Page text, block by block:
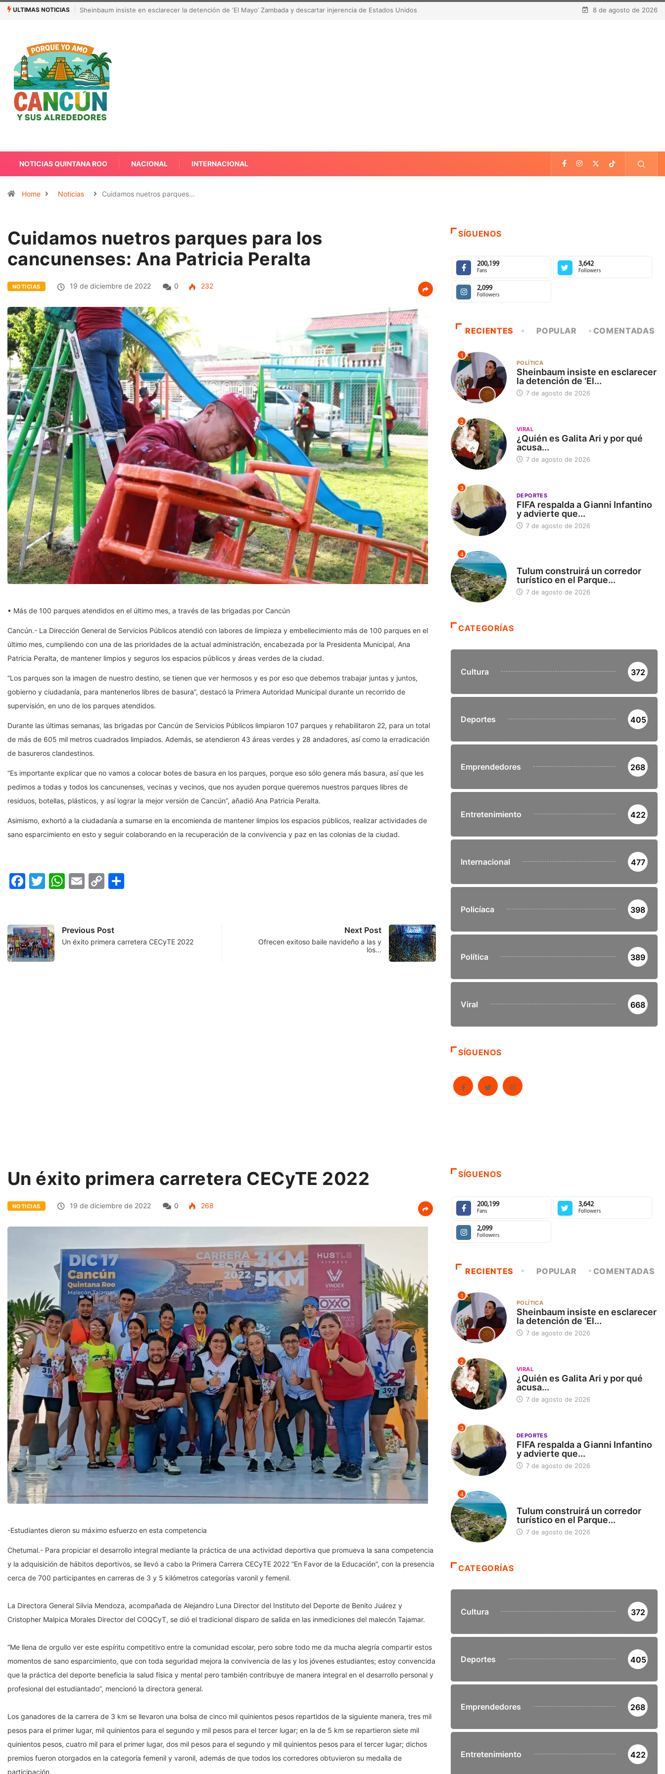
ULTIMAS NOTICIAS ¿Quién es Galita Ari y por qué acusa a RoRo de robar contenido? La polémica que sacude las redes sociales 8 de agosto de 2026
NOTICIAS QUINTANA ROO NACIONAL INTERNACIONAL
Home Noticias Cuidamos nuetros parques…
Cuidamos nuetros parques para los
cancunenses: Ana Patricia Peralta
NOTICIAS 19 de diciembre de 2022 0 232
• Más de 100 parques atendidos en el último mes, a través de las brigadas por Cancún
Cancún.- La Dirección General de Servicios Públicos atendió con labores de limpieza y embellecimiento más de 100 parques en el
último mes, cumpliendo con una de las prioridades de la actual administración, encabezada por la Presidenta Municipal, Ana
Patricia Peralta, de mantener limpios y seguros los espacios públicos y áreas verdes de la ciudad.
“Los parques son la imagen de nuestro destino, se tienen que ver hermosos y es por eso que debemos trabajar juntas y juntos,
gobierno y ciudadanía, para mantenerlos libres de basura”, destacó la Primera Autoridad Municipal durante un recorrido de
supervisión, en uno de los parques atendidos.
Durante las últimas semanas, las brigadas por Cancún de Servicios Públicos limpiaron 107 parques y rehabilitaron 22, para un total
de más de 605 mil metros cuadrados limpiados. Además, se atendieron 43 áreas verdes y 28 andadores, así como la erradicación
de basureros clandestinos.
“Es importante explicar que no vamos a colocar botes de basura en los parques, porque eso sólo genera más basura, así que les
pedimos a todas y todos los cancunenses, vecinas y vecinos, que nos ayuden porque queremos nuestros parques libres de
residuos, botellas, plásticos, y así lograr la mejor versión de Cancún”, añadió Ana Patricia Peralta.
Asimismo, exhortó a la ciudadanía a sumarse en la encomienda de mantener limpios los espacios públicos, realizar actividades de
sano esparcimiento en esto y seguir colaborando en la recuperación de la convivencia y paz en las colonias de la ciudad.
Facebook
Twitter
WhatsApp
Email
Copy
Previous Post
Un éxito primera carretera CECyTE 2022
Next Post
Ofrecen exitoso baile navideño a las y
los…
SÍGUENOS
200,199
Fans
3,642
Followers
2,099
Followers
RECIENTES POPULAR COMENTADAS
1
POLÍTICA
Sheinbaum insiste en esclarecer
la detención de ‘El...
7 de agosto de 2026
2
VIRAL
¿Quién es Galita Ari y por qué
acusa...
7 de agosto de 2026
3
DEPORTES
FIFA respalda a Gianni Infantino
y advierte que...
7 de agosto de 2026
4
Tulum construirá un corredor
turístico en el Parque...
7 de agosto de 2026
CATEGORÍAS
Cultura 372
Deportes 405
Emprendedores 268
Entretenimiento 422
Internacional 477
Policíaca 398
Política 389
Viral 668
SÍGUENOS
Un éxito primera carretera CECyTE 2022
NOTICIAS 19 de diciembre de 2022 0 268
-Estudiantes dieron su máximo esfuerzo en esta competencia
Chetumal.- Para propiciar el desarrollo integral mediante la práctica de una actividad deportiva que promueva la sana competencia
y la adquisición de hábitos deportivos, se llevó a cabo la Primera Carrera CECyTE 2022 “En Favor de la Educación”, con la presencia
cerca de 700 participantes en carreras de 3 y 5 kilómetros categorías varonil y femenil.
La Directora General Silvia Mendoza, acompañada de Alejandro Luna Director del Instituto del Deporte de Benito Juárez y
Cristopher Malpica Morales Director del COQCyT, se dió el tradicional disparo de salida en las inmediciones del malecón Tajamar.
“Me llena de orgullo ver este espíritu competitivo entre la comunidad escolar, pero sobre todo me da mucha alegría compartir estos
momentos de sano esparcimiento, que con toda seguridad mejora la convivencia de las y los jóvenes estudiantes; estoy convencida
que la práctica del deporte beneficia la salud física y mental pero también contribuye de manera integral en el desarrollo personal y
profesional del estudiantado”, mencionó la directora general.
Los ganadores de la carrera de 3 km se llevaron una bolsa de cinco mil quinientos pesos repartidos de la siguiente manera, tres mil
pesos para el primer lugar, mil quinientos para el segundo y mil pesos para el tercer lugar; en la de 5 km se repartieron siete mil
quinientos pesos, cuatro mil para el primer lugar, dos mil pesos para el segundo y mil quinientos pesos para el tercer lugar; dichos
premios fueron otorgados en la categoría femenil y varonil, además de que todos los corredores obtuvieron su medalla de
participación.
SÍGUENOS
200,199
Fans
3,642
Followers
2,099
Followers
RECIENTES POPULAR COMENTADAS
1
POLÍTICA
Sheinbaum insiste en esclarecer
la detención de ‘El...
7 de agosto de 2026
2
VIRAL
¿Quién es Galita Ari y por qué
acusa...
7 de agosto de 2026
3
DEPORTES
FIFA respalda a Gianni Infantino
y advierte que...
7 de agosto de 2026
4
Tulum construirá un corredor
turístico en el Parque...
7 de agosto de 2026
CATEGORÍAS
Cultura 372
Deportes 405
Emprendedores 268
Entretenimiento 422